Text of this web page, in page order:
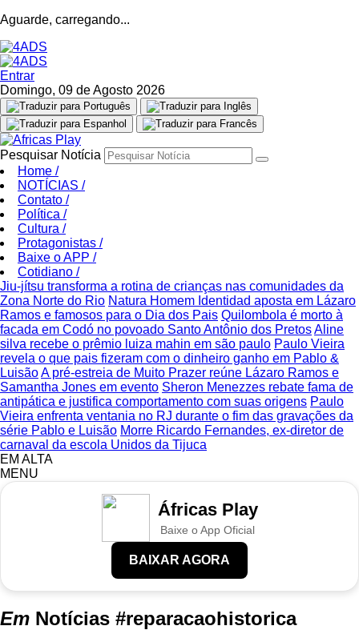
Aguarde, carregando...
Entrar
Domingo, 09 de Agosto 2026
Pesquisar Notícia
Home /
NOTÍCIAS /
Contato /
Política /
Cultura /
Protagonistas /
Baixe o APP /
Cotidiano /
Jiu-jítsu transforma a rotina de crianças nas comunidades da
Zona Norte do Rio Natura Homem Identidad aposta em Lázaro
Ramos e famosos para o Dia dos Pais Quilombola é morto à
facada em Codó no povoado Santo Antônio dos PretosAline
silva recebe o prêmio luiza mahin em são paulo Paulo Vieira
revela o que pais fizeram com o dinheiro ganho em Pablo &
LuisãoA pré-estreia de Muito Prazer reúne Lázaro Ramos e
Samantha Jones em evento Sheron Menezzes rebate fama de
antipática e justifica comportamento com suas origens Paulo
Vieira enfrenta ventania no RJ durante o fim das gravações da
série Pablo e Luisão Morre Ricardo Fernandes, ex-diretor de
carnaval da escola Unidos da Tijuca
EM ALTA
MENU
Áfricas Play
Baixe o App Oficial
BAIXAR AGORA
Em Notícias #reparacaohistorica